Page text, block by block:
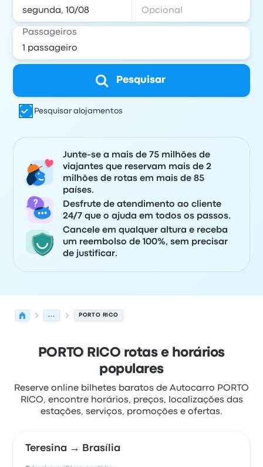
Passageiros
Pesquisar
Pesquisar alojamentos
Junte-se a mais de 75 milhões de
viajantes que reservam mais de 2
milhões de rotas em mais de 85
países.
Desfrute de atendimento ao cliente
24/7 que o ajuda em todos os passos.
Cancele em qualquer altura e receba
um reembolso de 100%, sem precisar
de justificar.
... PORTO RICO
PORTO RICO rotas e horários
populares
Reserve online bilhetes baratos de Autocarro PORTO
RICO, encontre horários, preços, localizações das
estações, serviços, promoções e ofertas.
Teresina → Brasília